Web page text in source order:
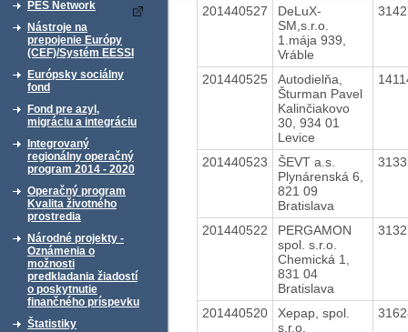
PES Network
Nástroje na
prepojenie Európy
(CEF)/Systém EESSI
Európsky sociálny
fond
Fond pre azyl,
migráciu a integráciu
Integrovaný
regionálny operačný
program 2014 - 2020
Operačný program
Kvalita životného
prostredia
Národné projekty -
Oznámenia o
možnosti
predkladania žiadostí
o poskytnutie
finančného príspevku
Štatistiky
201440527
DeLuX-
SM,s.r.o.
1.mája 939,
Vráble
201440525
Autodielňa,
Šturman Pavel
Kalinčiakovo
30, 934 01
Levice
201440523
ŠEVT a.s.
Plynárenská 6,
821 09
Bratislava
201440522
PERGAMON
spol. s.r.o.
Chemická 1,
831 04
Bratislava
201440520
Xepap, spol.
s.r.o.